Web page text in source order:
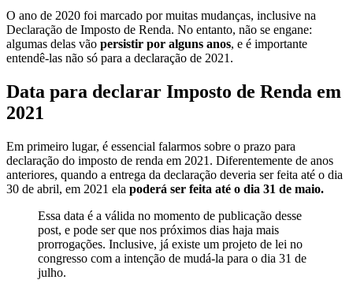
O ano de 2020 foi marcado por muitas mudanças, inclusive na
Declaração de Imposto de Renda. No entanto, não se engane:
algumas delas vão persistir por alguns anos, e é importante
entendê-las não só para a declaração de 2021.
Data para declarar Imposto de Renda em
2021
Em primeiro lugar, é essencial falarmos sobre o prazo para
declaração do imposto de renda em 2021. Diferentemente de anos
anteriores, quando a entrega da declaração deveria ser feita até o dia
30 de abril, em 2021 ela poderá ser feita até o dia 31 de maio.
Essa data é a válida no momento de publicação desse
post, e pode ser que nos próximos dias haja mais
prorrogações. Inclusive, já existe um projeto de lei no
congresso com a intenção de mudá-la para o dia 31 de
julho.